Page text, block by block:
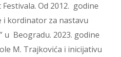
Od 2012. godine
kordinator za nastavu
u Beogradu. 2023. godine
M. Trajkovića i inicijativu